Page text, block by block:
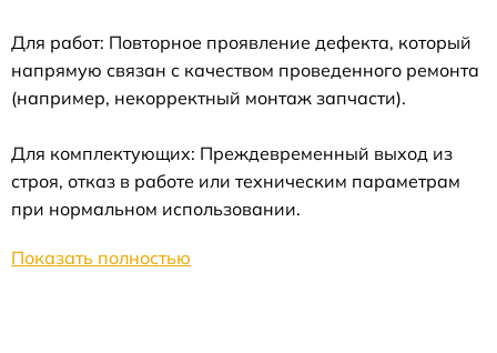
Для работ: Повторное проявление дефекта, который
напрямую связан с качеством проведенного ремонта
(например, некорректный монтаж запчасти).
Для комплектующих: Преждевременный выход из
строя, отказ в работе или техническим параметрам
при нормальном использовании.
Показать полностью